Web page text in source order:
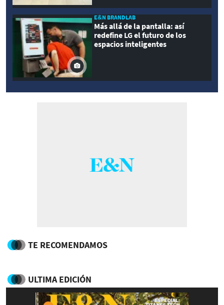
E&N BRANDLAB
Más allá de la pantalla: así
redefine LG el futuro de los
espacios inteligentes
TE RECOMENDAMOS
ULTIMA EDICIÓN